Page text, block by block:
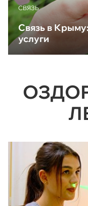
CВЯЗЬ
Связь в
услуги